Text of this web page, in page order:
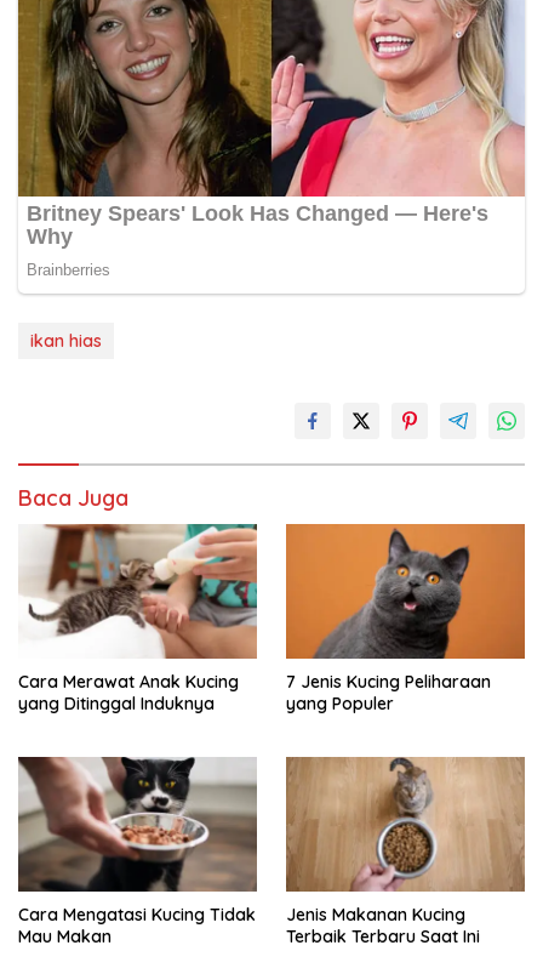
ikan hias
Baca Juga
Cara Merawat Anak Kucing
yang Ditinggal Induknya
7 Jenis Kucing Peliharaan
yang Populer
Cara Mengatasi Kucing Tidak
Mau Makan
Jenis Makanan Kucing
Terbaik Terbaru Saat Ini